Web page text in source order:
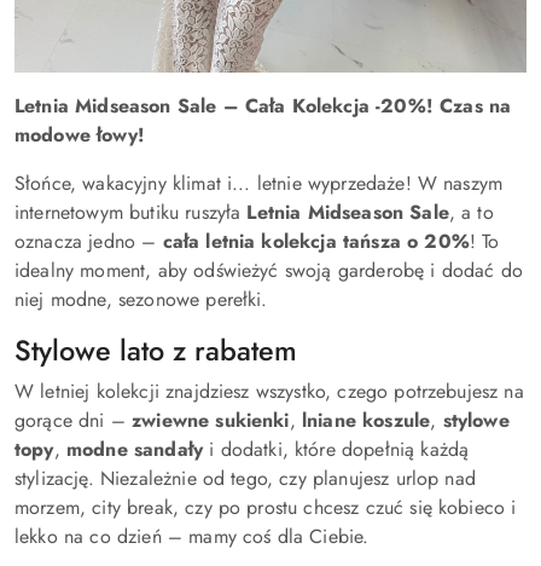
Letnia Midseason Sale – Cała Kolekcja -20%! Czas na
modowe łowy!
Słońce, wakacyjny klimat i... letnie wyprzedaże! W naszym
internetowym butiku ruszyła Letnia Midseason Sale, a to
oznacza jedno – cała letnia kolekcja tańsza o 20%! To
idealny moment, aby odświeżyć swoją garderobę i dodać do
niej modne, sezonowe perełki.
Stylowe lato z rabatem
W letniej kolekcji znajdziesz wszystko, czego potrzebujesz na
gorące dni –zwiewne sukienki, lniane koszule, stylowe
topy, modne sandałyi dodatki, które dopełnią każdą
stylizację. Niezależnie od tego, czy planujesz urlop nad
morzem, city break, czy po prostu chcesz czuć się kobieco i
lekko na co dzień – mamy coś dla Ciebie.